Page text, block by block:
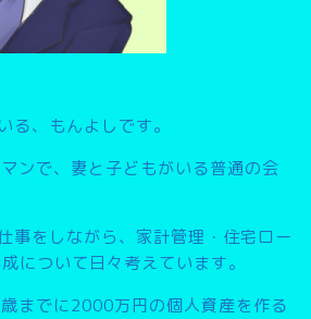
る、もんよしです。
ンで、妻と子どもがいる普通の会
事をしながら、家計管理・住宅ロー
について日々考えています。
までに2000万円の個人資産を作る